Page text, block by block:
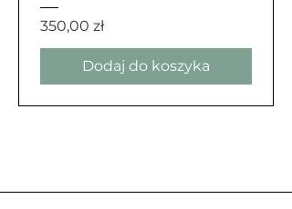
Cena
350,00 zł
Dodaj do koszyka